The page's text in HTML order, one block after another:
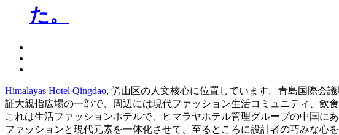
た。
Himalayas Hotel Qingdao, 労山区の人文核心に位置しています。青島国際会
証大親指広場の一部で、周辺には現代ファッション生活コミュニティ、飲
これは生活ファッションホテルで、ヒマラヤホテル管理グループの中国
ファッションと現代元素を一体化させて、至るところに設計者の巧みな心